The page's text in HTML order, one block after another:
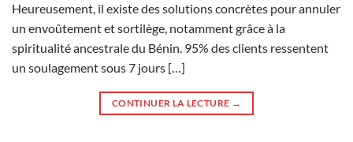
Heureusement, il existe des solutions concrètes pour annuler
un envoûtement et sortilège, notamment grâce à la
spiritualité ancestrale du Bénin. 95% des clients ressentent
un soulagement sous 7 jours […]
CONTINUER LA LECTURE →